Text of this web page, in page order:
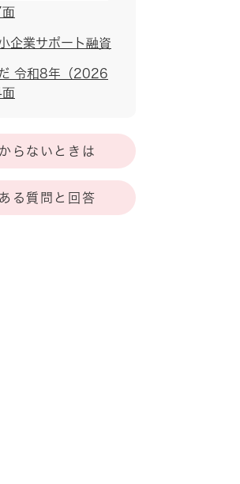
企業サポート融資
令和8年（2026
らないときは
る質問と回答